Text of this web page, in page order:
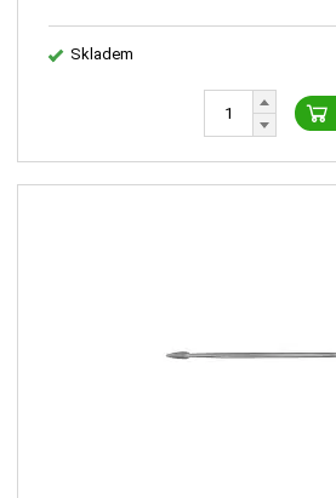
Skladem